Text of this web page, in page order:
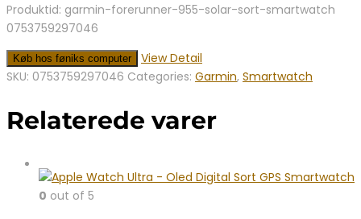
Produktid: garmin-forerunner-955-solar-sort-smartwatch
0753759297046
Køb hos føniks computer
View Detail
SKU: 0753759297046 Categories: Garmin, Smartwatch
Relaterede varer
0 out of 5